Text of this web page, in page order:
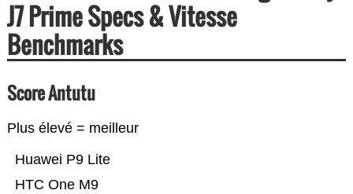
J7 Prime Specs & Vitesse
Benchmarks
Score Antutu
Plus élevé = meilleur
HTC One M9
Huawei P9 Lite